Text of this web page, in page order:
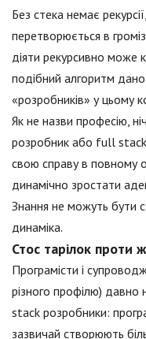
Без стека немає
перетворюється в
діяти рекурсивно може
подібний алгоритм
«розробників» у цьому
Як не назви професію,
розробник або full
свою справу в повному
динамічно зростати
Знання не можуть бути
динаміка.
Стос тарілок проти
Програмісти і
різного профілю) давно
stack розробники:
зазвичай створюють